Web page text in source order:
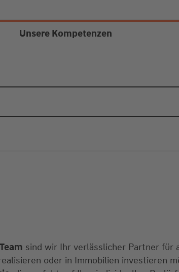
Unsere Kompetenzen
sind wir Ihr verlässlicher Partner für
oder in Immobilien investieren